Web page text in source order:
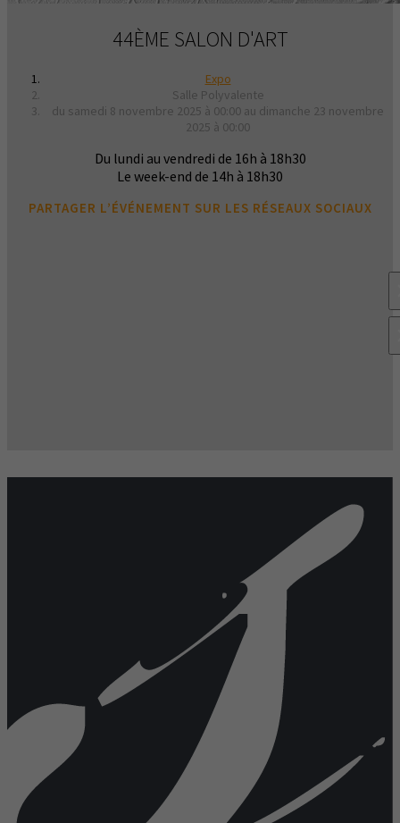
44ÈME SALON D'ART
Expo
Salle Polyvalente
du samedi 8 novembre 2025 à 00:00 au dimanche 23 novembre
2025 à 00:00
Du lundi au vendredi de 16h à 18h30
Le week-end de 14h à 18h30
PARTAGER L’ÉVÉNEMENT SUR LES RÉSEAUX SOCIAUX